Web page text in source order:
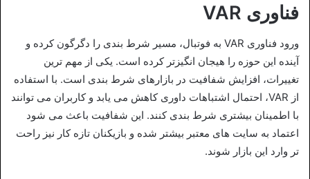
فناوری VAR
ورود فناوری VAR به فوتبال، مسیر شرط‌ بندی را دگرگون کرده و
آینده این حوزه را هیجان‌ انگیزتر کرده است. یکی از مهم‌ ترین
تغییرات، افزایش شفافیت در بازارهای شرط‌ بندی است. با استفاده
از VAR، احتمال اشتباهات داوری کاهش می‌ یابد و کاربران می‌ توانند
با اطمینان بیشتری شرط‌ بندی کنند. این شفافیت باعث می‌ شود
اعتماد به سایت‌ های معتبر بیشتر شده و بازیکنان تازه‌ کار نیز راحت‌
تر وارد این بازار شوند.